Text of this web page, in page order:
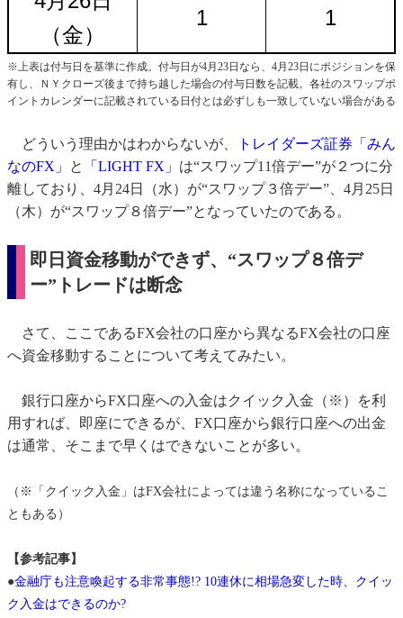
（金）
1 1
※上表は付与日を基準に作成。付与日が4月23日なら、4月23日にポジションを保
有し、ＮＹクローズ後まで持ち越した場合の付与日数を記載。各社のスワップポ
イントカレンダーに記載されている日付とは必ずしも一致していない場合がある
どういう理由かはわからないが、
トレイダーズ証券「みん
なのFX」
と 「LIGHT FX」 は“スワップ11倍デー”が２つに分
離しており、4月24日（水）が“スワップ３倍デー”、4月25日
（木）が“スワップ８倍デー”となっていたのである。
即日資金移動ができず、“スワップ８倍デ
ー”トレードは断念
さて、ここであるFX会社の口座から異なるFX会社の口座
へ資金移動することについて考えてみたい。
銀行口座からFX口座への入金はクイック入金（※）を利
用すれば、即座にできるが、FX口座から銀行口座への出金
は通常、そこまで早くはできないことが多い。
（※「クイック入金」はFX会社によっては違う名称になっているこ
ともある）
【参考記事】
●金融庁も注意喚起する非常事態!? 10連休に相場急変した時、クイッ
ク入金はできるのか?